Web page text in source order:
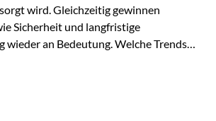
wird. Gleichzeitig gewinnen
Sicherheit und langfristige
wieder an Bedeutung. Welche Trends
und KI verändern die